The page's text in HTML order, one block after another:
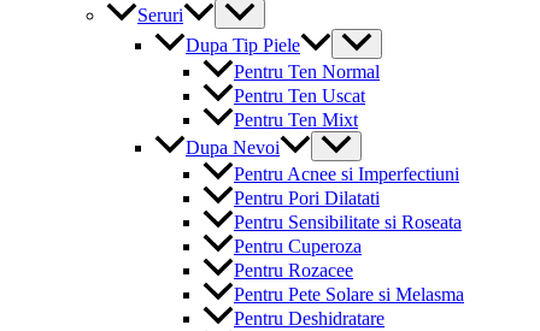
Seruri
Menu
Toggle
Dupa Tip Piele
Menu
Toggle
Pentru Ten Normal
Pentru Ten Uscat
Pentru Ten Mixt
Dupa Nevoi
Menu
Toggle
Pentru Acnee si Imperfectiuni
Pentru Pori Dilatati
Pentru Sensibilitate si Roseata
Pentru Cuperoza
Pentru Rozacee
Pentru Pete Solare si Melasma
Pentru Deshidratare